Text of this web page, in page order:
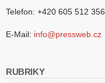
Telefon: +420 605 512 356
E-Mail: info@pressweb.cz
RUBRIKY